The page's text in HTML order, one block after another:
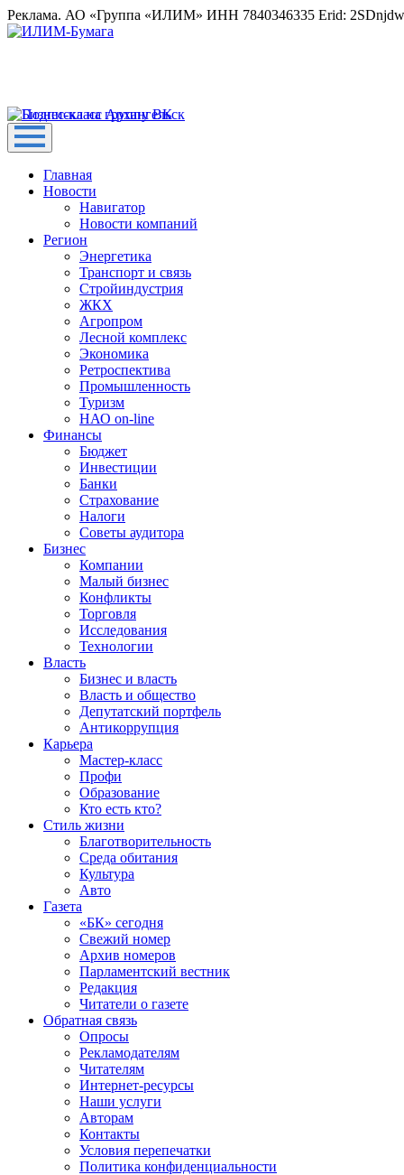
Реклама. АО «Группа «ИЛИМ» ИНН 7840346335 Erid:
Главная
Новости
Навигатор
Новости компаний
Регион
Энергетика
Транспорт и связь
Стройиндустрия
ЖКХ
Агропром
Лесной комплекс
Экономика
Ретроспектива
Промышленность
Туризм
НАО on-line
Финансы
Бюджет
Инвестиции
Банки
Страхование
Налоги
Советы аудитора
Бизнес
Компании
Малый бизнес
Конфликты
Торговля
Исследования
Технологии
Власть
Бизнес и власть
Власть и общество
Депутатский портфель
Антикоррупция
Карьера
Мастер-класс
Профи
Образование
Кто есть кто?
Стиль жизни
Благотворительность
Среда обитания
Культура
Авто
Газета
«БК» сегодня
Свежий номер
Архив номеров
Парламентский вестник
Редакция
Читатели о газете
Обратная связь
Опросы
Рекламодателям
Читателям
Интернет-ресурсы
Наши услуги
Авторам
Контакты
Условия перепечатки
Политика конфиденциальности